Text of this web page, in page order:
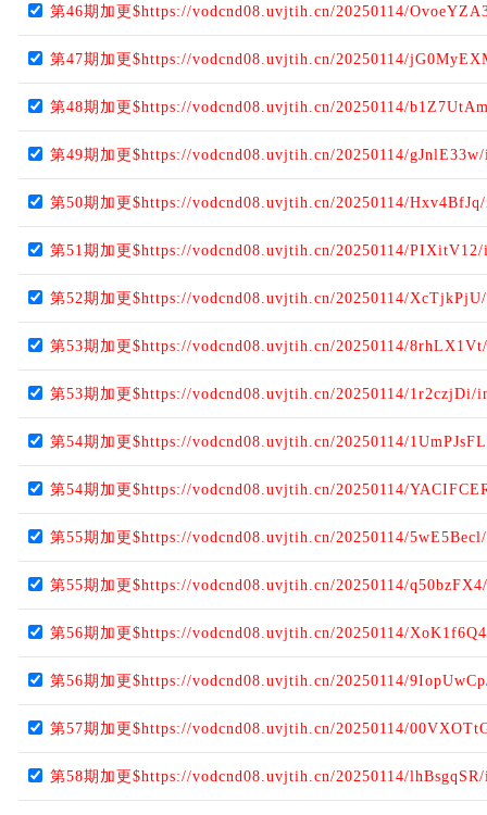
第46期加更$https://vodcnd08.uvjtih.cn/20250114/
第47期加更$https://vodcnd08.uvjtih.cn/20250114/
第48期加更$https://vodcnd08.uvjtih.cn/20250114/
第49期加更$https://vodcnd08.uvjtih.cn/20250114/
第50期加更$https://vodcnd08.uvjtih.cn/20250114/
第51期加更$https://vodcnd08.uvjtih.cn/20250114/PIXitV12/
第52期加更$https://vodcnd08.uvjtih.cn/20250114/
第53期加更$https://vodcnd08.uvjtih.cn/20250114/
第53期加更$https://vodcnd08.uvjtih.cn/20250114/1r2czjDi/
第54期加更$https://vodcnd08.uvjtih.cn/20250114/
第54期加更$https://vodcnd08.uvjtih.cn/20250114/
第55期加更$https://vodcnd08.uvjtih.cn/20250114/
第55期加更$https://vodcnd08.uvjtih.cn/20250114/
第56期加更$https://vodcnd08.uvjtih.cn/20250114/
第56期加更$https://vodcnd08.uvjtih.cn/20250114/
第57期加更$https://vodcnd08.uvjtih.cn/20250114/
第58期加更$https://vodcnd08.uvjtih.cn/20250114/